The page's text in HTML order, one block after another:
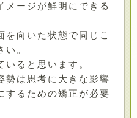
メージが鮮明にできる
を向いた状態で同じこ
。
ると思います。
勢は思考に大きな影響
するための矯正が必要